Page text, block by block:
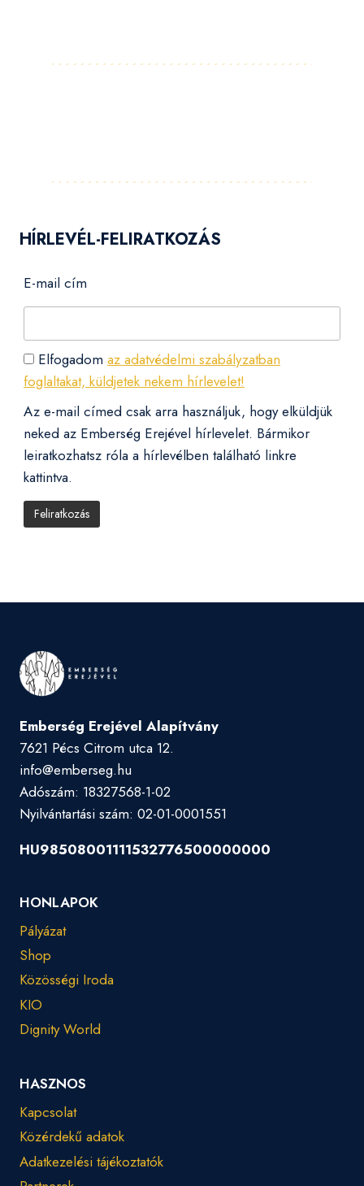
HÍRLEVÉL-FELIRATKOZÁS
E-mail cím
Elfogadom az adatvédelmi szabályzatban
foglaltakat, küldjetek nekem hírlevelet!
Az e-mail címed csak arra használjuk, hogy elküldjük
neked az Emberség Erejével hírlevelet. Bármikor
leiratkozhatsz róla a hírlevélben található linkre
kattintva.
Emberség Erejével Alapítvány
7621 Pécs Citrom utca 12.
info@emberseg.hu
Adószám: 18327568-1-02
Nyilvántartási szám: 02-01-0001551
HU98508001111532776500000000
HONLAPOK
Pályázat
Shop
Közösségi Iroda
KIO
Dignity World
HASZNOS
Kapcsolat
Közérdekű adatok
Adatkezelési tájékoztatók